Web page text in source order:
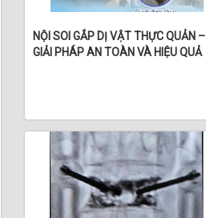
NỘI SOI GẮP DỊ VẬT THỰC QUẢN –
GIẢI PHÁP AN TOÀN VÀ HIỆU QUẢ